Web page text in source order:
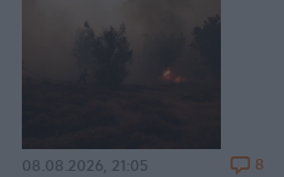
08.08.2026, 21:05 8